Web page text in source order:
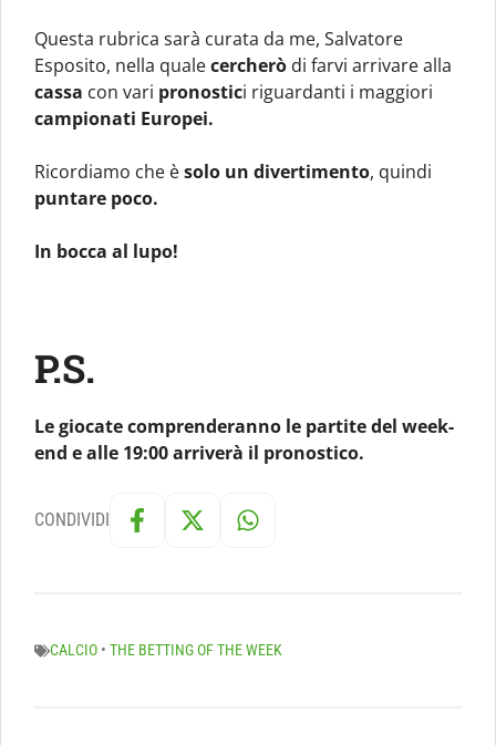
Questa rubrica sarà curata da me, Salvatore
Esposito, nella qualecercherò di farvi arrivare alla
cassa con vari pronostici riguardanti i maggiori
campionati Europei.
Ricordiamo che èsolo un divertimento, quindi
puntare poco.
In bocca al lupo!
P.S.
Le giocate comprenderanno le partite del week-
end e alle 19:00 arriverà il pronostico.
CONDIVIDI
CALCIO • THE BETTING OF THE WEEK